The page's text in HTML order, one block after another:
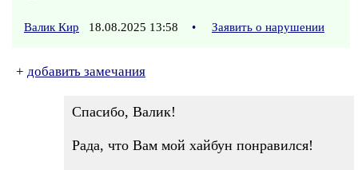
Валик Кир 18.08.2025 13:58 • Заявить о нарушении
+ добавить замечания
Спасибо, Валик!
Рада, что Вам мой хайбун понравился!